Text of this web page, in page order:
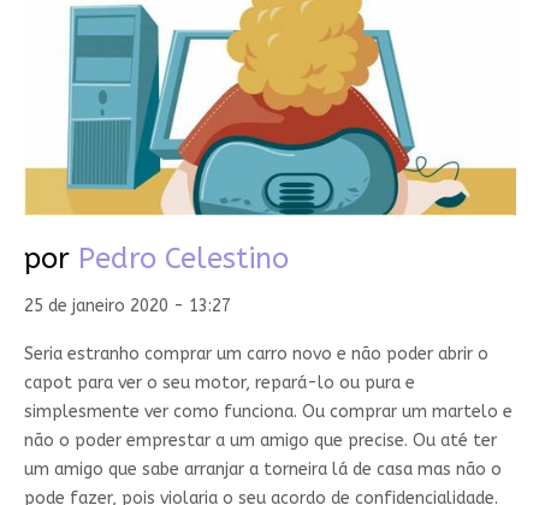
por Pedro Celestino
25 de janeiro 2020 - 13:27
Seria estranho comprar um carro novo e não poder abrir o
capot para ver o seu motor, repará-lo ou pura e
simplesmente ver como funciona. Ou comprar um martelo e
não o poder emprestar a um amigo que precise. Ou até ter
um amigo que sabe arranjar a torneira lá de casa mas não o
pode fazer, pois violaria o seu acordo de confidencialidade.